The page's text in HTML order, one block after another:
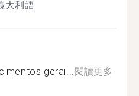
大利語
gerai...閱讀更多